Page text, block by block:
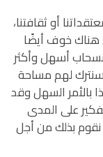
أو ثقافتنا،
هناك خوف أيضًا
أسهل وأكثر
سنترك لهم مساحة
السهل وقد
على المدى
نقوم بذلك من أجل